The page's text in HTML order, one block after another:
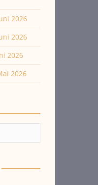
2026
2026
2026
2026